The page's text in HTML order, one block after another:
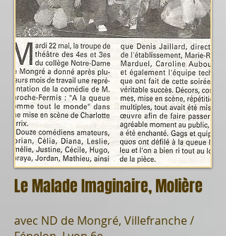
Le Malade Imaginaire, Molière
avec ND de Mongré, Villefranche /